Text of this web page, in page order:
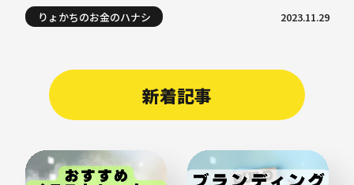
りょかちのお金のハナシ 2023.11.29
新着記事